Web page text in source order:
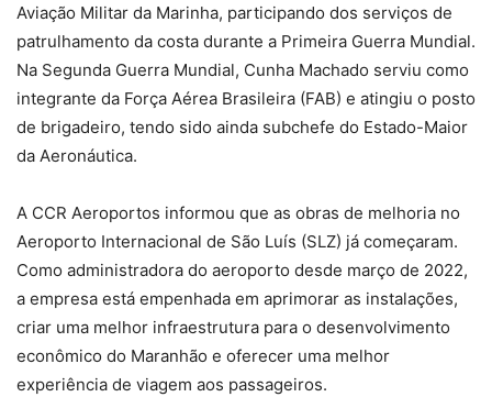
Aviação Militar da Marinha, participando dos serviços de
patrulhamento da costa durante a Primeira Guerra Mundial.
Na Segunda Guerra Mundial, Cunha Machado serviu como
integrante da Força Aérea Brasileira (FAB) e atingiu o posto
de brigadeiro, tendo sido ainda subchefe do Estado-Maior
da Aeronáutica.
A CCR Aeroportos informou que as obras de melhoria no
Aeroporto Internacional de São Luís (SLZ) já começaram.
Como administradora do aeroporto desde março de 2022,
a empresa está empenhada em aprimorar as instalações,
criar uma melhor infraestrutura para o desenvolvimento
econômico do Maranhão e oferecer uma melhor
experiência de viagem aos passageiros.